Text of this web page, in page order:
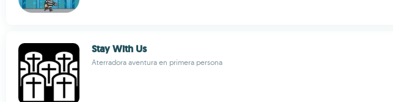
Stay With Us
Aterradora aventura en primera persona